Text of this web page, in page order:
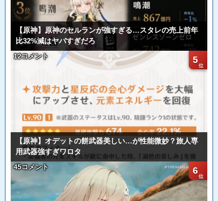
【原神】原神のセルランが強すぎる…スタレの売上前年
比32%減はヤバすぎだろ
5
12コメント
【原神】オデットの餅武器美しい…が性能微妙？旅人専
用武器強すぎワロタ
6
45コメント